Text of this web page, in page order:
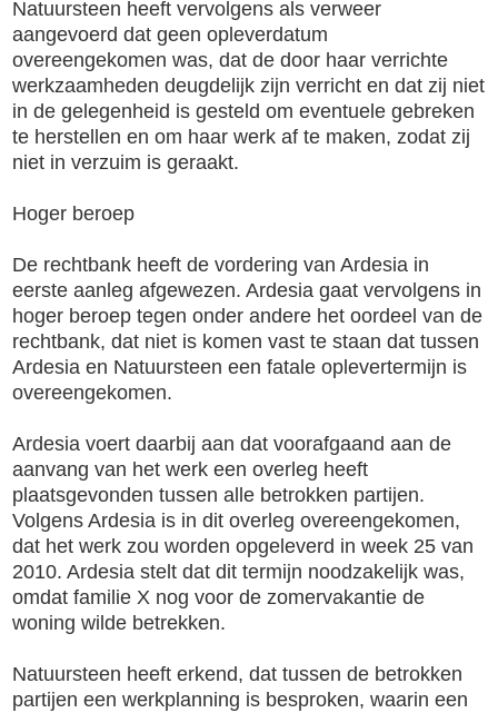
Natuursteen heeft vervolgens als verweer
aangevoerd dat geen opleverdatum
overeengekomen was, dat de door haar verrichte
werkzaamheden deugdelijk zijn verricht en dat zij niet
in de gelegenheid is gesteld om eventuele gebreken
te herstellen en om haar werk af te maken, zodat zij
niet in verzuim is geraakt.
Hoger beroep
De rechtbank heeft de vordering van Ardesia in
eerste aanleg afgewezen. Ardesia gaat vervolgens in
hoger beroep tegen onder andere het oordeel van de
rechtbank, dat niet is komen vast te staan dat tussen
Ardesia en Natuursteen een fatale oplevertermijn is
overeengekomen.
Ardesia voert daarbij aan dat voorafgaand aan de
aanvang van het werk een overleg heeft
plaatsgevonden tussen alle betrokken partijen.
Volgens Ardesia is in dit overleg overeengekomen,
dat het werk zou worden opgeleverd in week 25 van
2010. Ardesia stelt dat dit termijn noodzakelijk was,
omdat familie X nog voor de zomervakantie de
woning wilde betrekken.
Natuursteen heeft erkend, dat tussen de betrokken
partijen een werkplanning is besproken, waarin een